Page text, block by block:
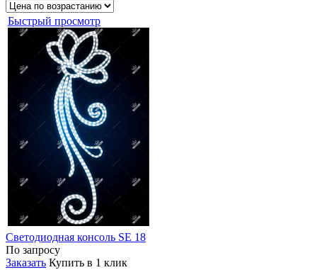
Быстрый просмотр
Светодиодная консоль SE 18
По запросу
Заказать Купить в 1 клик